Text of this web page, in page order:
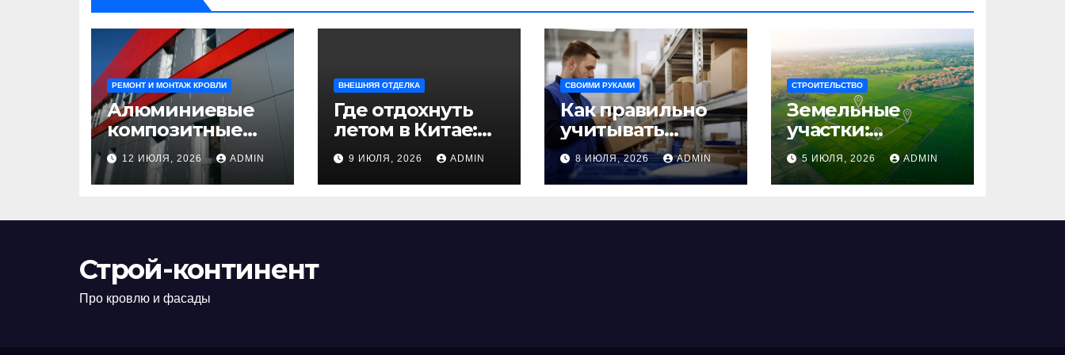
РЕМОНТ И МОНТАЖ КРОВЛИ
Алюминиевые
композитные
панели:
универсальное
решение для
12 ИЮЛЯ, 2026 ADMIN
ВНЕШНЯЯ ОТДЕЛКА
Где отдохнуть
летом в Китае:
лучшие
направления
для
9 ИЮЛЯ, 2026 ADMIN
СВОИМИ РУКАМИ
Как правильно
учитывать
рабочее время
сотрудников:
советы для
8 ИЮЛЯ, 2026 ADMIN
СТРОИТЕЛЬСТВО
Земельные
участки:
правовые
аспекты, виды и
возможности
5 ИЮЛЯ, 2026 ADMIN
Строй-континент
Про кровлю и фасады